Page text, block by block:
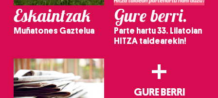
Eskaintzak
Muñatones Gaztelua
Gure berri.
Parte hartu 33. Lilatoian
HITZA taldearekin!
+
GURE BERRI